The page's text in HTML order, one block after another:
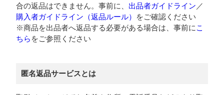
合の返品はできません。事前に、 出品者ガイドライン ／
購入者ガイドライン（返品ルール）
をご確認ください
※商品を出品者へ返品する必要がある場合は、事前に こ
ちら をご参照ください
匿名返品サービスとは